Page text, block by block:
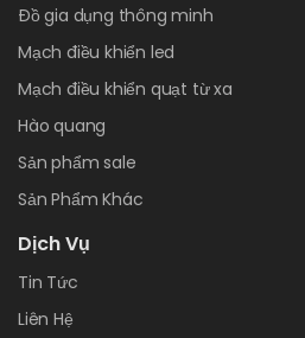
Đồ gia dụng thông minh
Mạch điều khiển led
Mạch điều khiển quạt từ xa
Hào quang
Sản phẩm sale
Sản Phẩm Khác
Dịch Vụ
Tin Tức
Liên Hệ